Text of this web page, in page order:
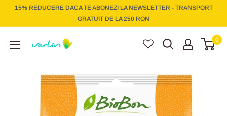
15% REDUCERE DACA TE ABONEZI LA NEWSLETTER - TRANSPORT
GRATUIT DE LA 250 RON
0